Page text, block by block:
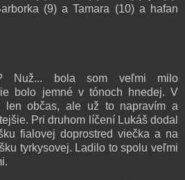
(9) a Tamara (10) a hafan
Nuž... bola som veľmi milo
bolo jemné v tónoch hnedej. V
len občas, ale už to napravím a
Pri druhom líčení Lukáš dodal
fialovej doprostred viečka a na
tyrkysovej. Ladilo to spolu veľmi